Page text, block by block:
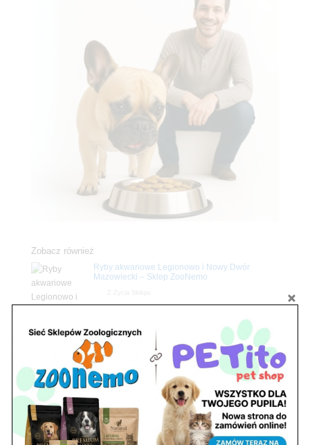
Zobacz również
Ryby akwariowe Legionowo i Nowy Dwór
Mazowiecki – Sklep ZooNemo
Z Życia Sklepu
rośliny akwariowe w ZooNemo – Legionowo i
Nowy Dwór Mazowiecki
Upały wracają! Zadbaj o komfort swojego pupila
z matami chłodzącymi ZooNemo
Z Życia Sklepu
Petito Pet Shop – Internetowy Sklep Zoologiczny
Online! Wszystko Dla Twojego Pupila | ZooNemo